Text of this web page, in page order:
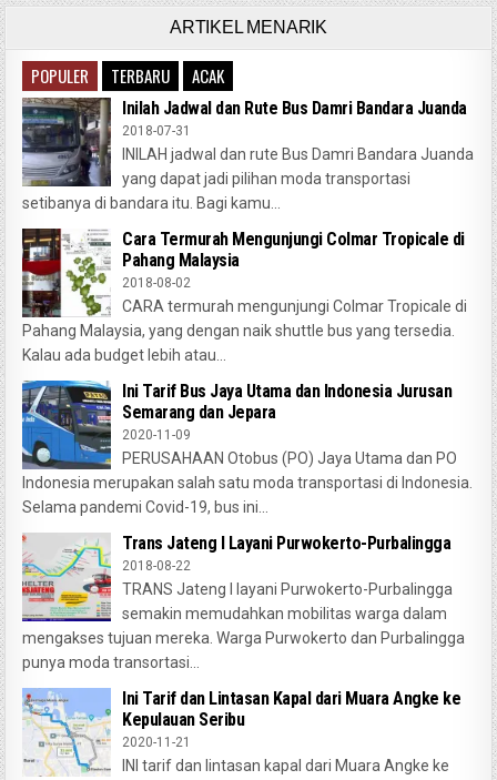
ARTIKEL MENARIK
POPULER TERBARU ACAK
Inilah Jadwal dan Rute Bus Damri Bandara Juanda
2018-07-31
INILAH jadwal dan rute Bus Damri Bandara Juanda
yang dapat jadi pilihan moda transportasi
setibanya di bandara itu. Bagi kamu...
Cara Termurah Mengunjungi Colmar Tropicale di
Pahang Malaysia
2018-08-02
CARA termurah mengunjungi Colmar Tropicale di
Pahang Malaysia, yang dengan naik shuttle bus yang tersedia.
Kalau ada budget lebih atau...
Ini Tarif Bus Jaya Utama dan Indonesia Jurusan
Semarang dan Jepara
2020-11-09
PERUSAHAAN Otobus (PO) Jaya Utama dan PO
Indonesia merupakan salah satu moda transportasi di Indonesia.
Selama pandemi Covid-19, bus ini...
Trans Jateng I Layani Purwokerto-Purbalingga
2018-08-22
TRANS Jateng I layani Purwokerto-Purbalingga
semakin memudahkan mobilitas warga dalam
mengakses tujuan mereka. Warga Purwokerto dan Purbalingga
punya moda transortasi...
Ini Tarif dan Lintasan Kapal dari Muara Angke ke
Kepulauan Seribu
2020-11-21
INI tarif dan lintasan kapal dari Muara Angke ke